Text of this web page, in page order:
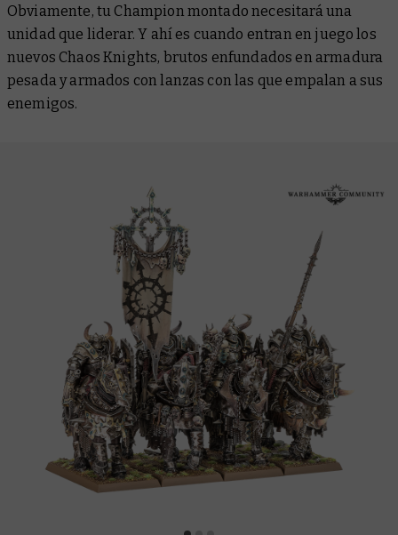
Obviamente, tu Champion montado necesitará una
unidad que liderar. Y ahí es cuando entran en juego los
nuevos Chaos Knights, brutos enfundados en armadura
pesada y armados con lanzas con las que empalan a sus
enemigos.